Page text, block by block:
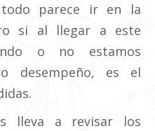
parece ir en la
si al llegar a este
o no estamos
desempeño, es el
lleva a revisar los